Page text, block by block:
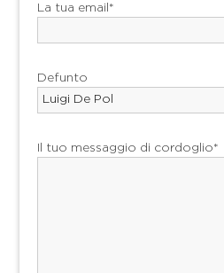
La tua email*
Defunto
Il tuo messaggio di cordoglio*